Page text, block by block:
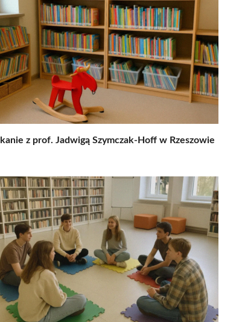
z prof. Jadwigą Szymczak-Hoff w Rzeszowie